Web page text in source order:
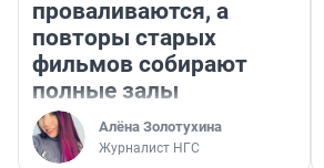
проваливаются, а
повторы старых
фильмов собирают
полные залы
Алёна Золотухина
Журналист НГС